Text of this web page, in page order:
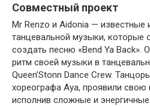
Совместный проект
Mr Renzo и Aidonia — известные
танцевальной музыки, которые
создать песню «Bend Ya Back».
ритм своей музыки в
Queen’Stonn Dance Crew.
хореографа Aya, проявили свою
исполнив сложные и